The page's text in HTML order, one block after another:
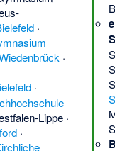
·
·
·
Lippe ·
·